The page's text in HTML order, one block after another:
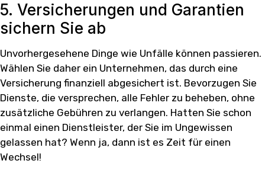
5. Versicherungen und Garantien
sichern Sie ab
Unvorhergesehene Dinge wie Unfälle können passieren.
Wählen Sie daher ein Unternehmen, das durch eine
Versicherung finanziell abgesichert ist. Bevorzugen Sie
Dienste, die versprechen, alle Fehler zu beheben, ohne
zusätzliche Gebühren zu verlangen. Hatten Sie schon
einmal einen Dienstleister, der Sie im Ungewissen
gelassen hat? Wenn ja, dann ist es Zeit für einen
Wechsel!